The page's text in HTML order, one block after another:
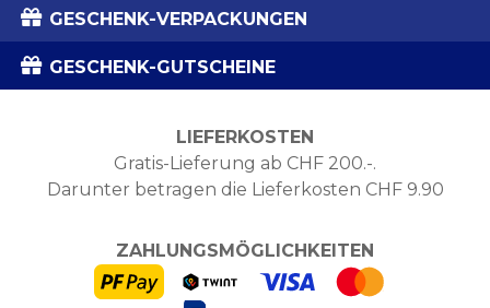
GESCHENK-VERPACKUNGEN
GESCHENK-GUTSCHEINE
LIEFERKOSTEN
Gratis-Lieferung ab CHF 200.-.
Darunter betragen die Lieferkosten CHF 9.90
ZAHLUNGSMÖGLICHKEITEN